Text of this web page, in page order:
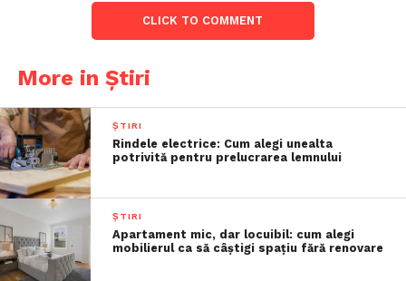
CLICK TO COMMENT
More in Știri
ȘTIRI
Rindele electrice: Cum alegi unealta
potrivită pentru prelucrarea lemnului
ȘTIRI
Apartament mic, dar locuibil: cum alegi
mobilierul ca să câștigi spațiu fără renovare